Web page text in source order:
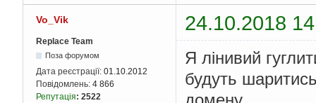
Vo_Vik 24.10.2018
Replace Team
Поза форумом
Дата реєстрації: 01.10.2012
Повідомлень: 4 866
Репутація: 2522
Я лінивий
будуть